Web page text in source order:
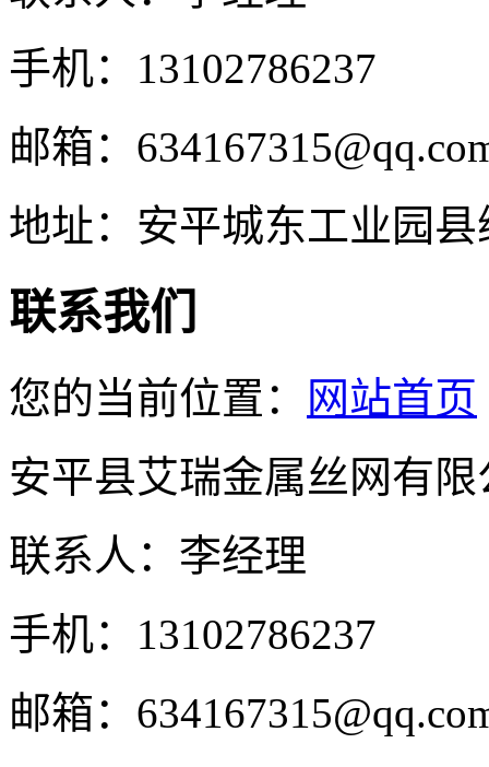
手机：13102786237
邮箱：
地址：安平城东工业园县
联系我们
您的当前位置： 网站首页
安平县艾瑞金属丝网有限
联系人：李经理
手机：13102786237
邮箱：